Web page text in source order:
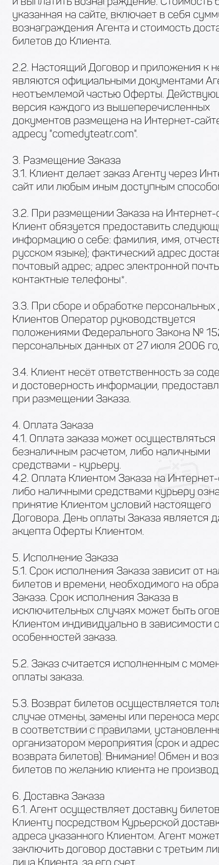
указанная на сайте, включает в себя
вознаграждения Агента и стоимость
билетов до Клиента.
2.2. Настоящий Договор и приложения к
являются официальными документами
неотъемлемой частью Оферты.
версия каждого из вышеперечисленных
документов размещена на Интернет-
адресу "comedyteatr.com".
3. Размещение Заказа
3.1. Клиент делает заказ Агенту через
сайт или любым иным доступным
3.2. При размещении Заказа на Интернет-
Клиент обязуется предоставить
информацию о себе: фамилия, имя,
русском языке); фактический адрес
почтовый адрес; адрес электронной
контактные телефоны*.
3.3. При сборе и обработке
Клиентов Оператор руководствуется
положениями Федерального Закона №
персональных данных от 27 июля 2006
3.4. Клиент несёт ответственность за
и достоверность информации,
при размещении Заказа.
4. Оплата Заказа
4.1. Оплата заказа может осуществляться
безналичным расчетом, либо наличными
средствами - курьеру.
4.2. Оплата Клиентом Заказа на
либо наличными средствами курьеру
принятие Клиентом условий настоящего
Договора. День оплаты Заказа является
акцепта Оферты Клиентом.
5. Исполнение Заказа
5.1. Срок исполнения Заказа зависит от
билетов и времени, необходимого на
Заказа. Срок исполнения Заказа в
исключительных случаях может быть
Клиентом индивидуально в зависимости
особенностей заказа.
5.2. Заказ считается исполненным с
оплаты заказа.
5.3. Возврат билетов осуществляется
случае отмены, замены или переноса
в соответствии с правилами,
организатором мероприятия (срок и адрес
возврата билетов). Внимание! Обмен и
билетов по желанию клиента не
6. Доставка Заказа
6.1. Агент осуществляет доставку
Клиенту посредством Курьерской
адреса указанного Клиентом. Агент
заключить договор доставки с третьим